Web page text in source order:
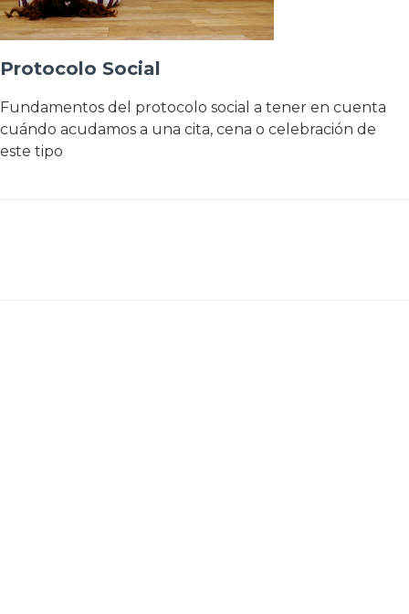
Protocolo Social
Fundamentos del protocolo social a tener en cuenta
cuándo acudamos a una cita, cena o celebración de
este tipo